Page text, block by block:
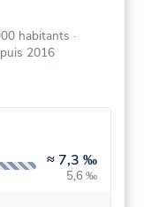
habitants ·
2016
≈ 7,3 ‰
5,6 ‰